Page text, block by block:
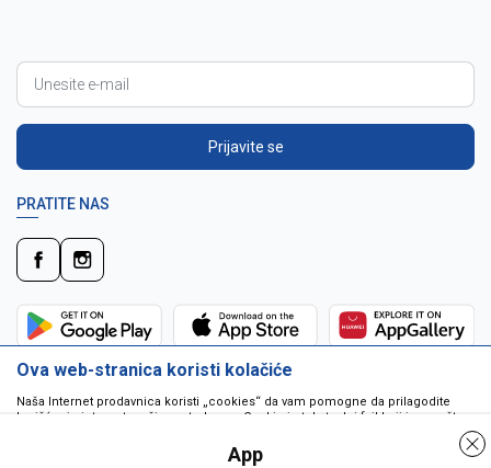
Prijavite se
PRATITE NAS
Ova web-stranica koristi kolačiće
Naša Internet prodavnica koristi „cookies“ da vam pomogne da prilagodite
korišćenje interneta vašim potrebama. Cookie je tekstualni fajl koji je smešten
da pokrenu program ili da isporuče virus vašem računaru. Cookie-i su
jedinstveno dodeljeni vama, i jedino mogu biti pročitani od strane web servera
App